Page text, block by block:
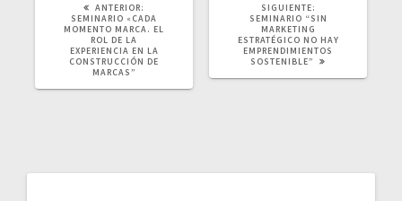
ANTERIOR:
ANTERIOR:
SEMINARIO «CADA
MOMENTO MARCA. EL
ROL DE LA
EXPERIENCIA EN LA
CONSTRUCCIÓN DE
MARCAS”
SIGUIENTE:
POST:
SEMINARIO “SIN
MARKETING
ESTRATÉGICO NO HAY
EMPRENDIMIENTOS
SOSTENIBLE”